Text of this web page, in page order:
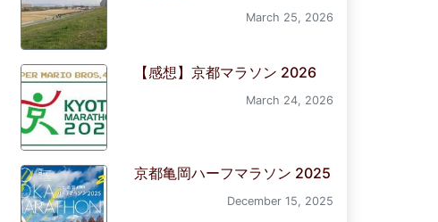
March 25, 2026
【感想】京都マラソン 2026
March 24, 2026
京都亀岡ハーフマラソン 2025
December 15, 2025